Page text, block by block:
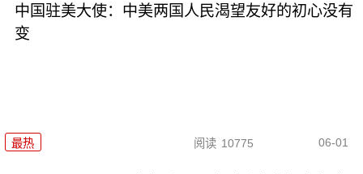
中国驻美大使：中美两国人民渴望友好的初心没有
变
最热 阅读 10775 06-01